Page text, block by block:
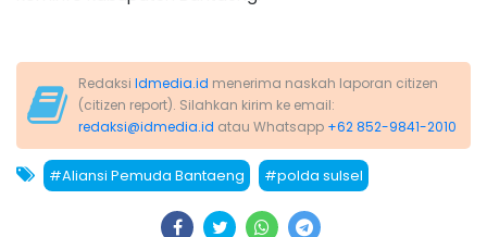
Redaksi Idmedia.id menerima naskah laporan citizen
(citizen report). Silahkan kirim ke email:
redaksi@idmedia.id atau Whatsapp +62 852-9841-2010
#Aliansi Pemuda Bantaeng #polda sulsel